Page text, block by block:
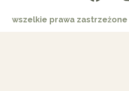
wszelkie prawa